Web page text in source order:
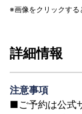
画像をクリックする
詳細情報
注意事項
■ご予約は公式